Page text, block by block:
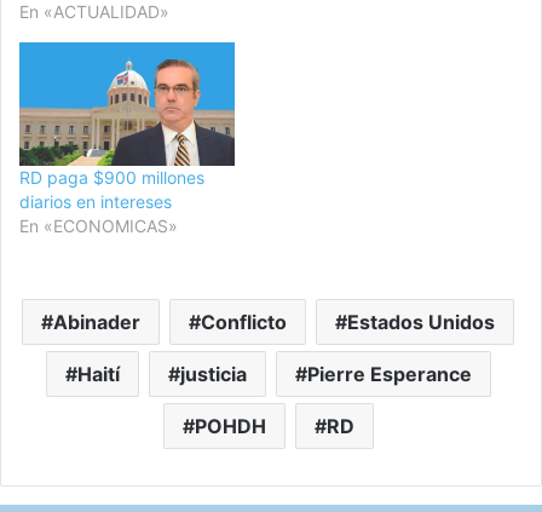
En «ACTUALIDAD»
RD paga $900 millones
diarios en intereses
En «ECONOMICAS»
Abinader Conflicto Estados Unidos
Haití justicia Pierre Esperance
POHDH RD